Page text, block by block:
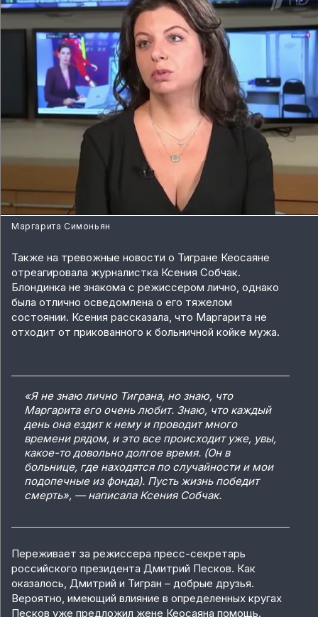
Маргарита Симоньян
Также на тревожные новости о Тигране Кеосаяне
отреагировала журналистка Ксения Собчак.
Блондинка не знакома с режиссером лично, однако
была отлично осведомлена о его тяжелом
состоянии. Ксения рассказала, что Маргарита не
отходит от прикованного к больничной койке мужа.
«Я не знаю лично Тиграна, но знаю, что
Маргарита его очень любит. Знаю, что каждый
день она ездит к нему и проводит много
времени рядом, и это все происходит уже, увы,
какое-то довольно долгое время. (Он в
больнице, где находятся по случайности и мои
подопечные из фонда). Пусть жизнь победит
смерть», — написала Ксения Собчак.
Переживает за режиссера пресс-секретарь
российского президента Дмитрий Песков. Как
оказалось, Дмитрий и Тигран – добрые друзья.
Вероятно, имеющий влияние в определенных кругах
Песков уже предложил жене Кеосаяна помощь.